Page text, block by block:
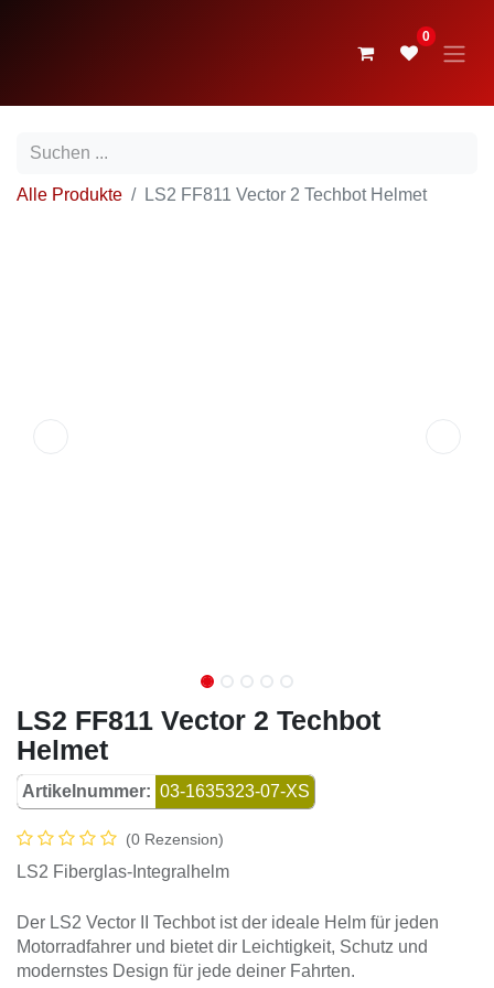
0
LS2 FF811 Vector 2 Techbot
Helmet
Artikelnummer: 03-1635323-07-XS
(0 Rezension)
LS2 Fiberglas-Integralhelm
Der LS2 Vector II Techbot ist der ideale Helm für jeden